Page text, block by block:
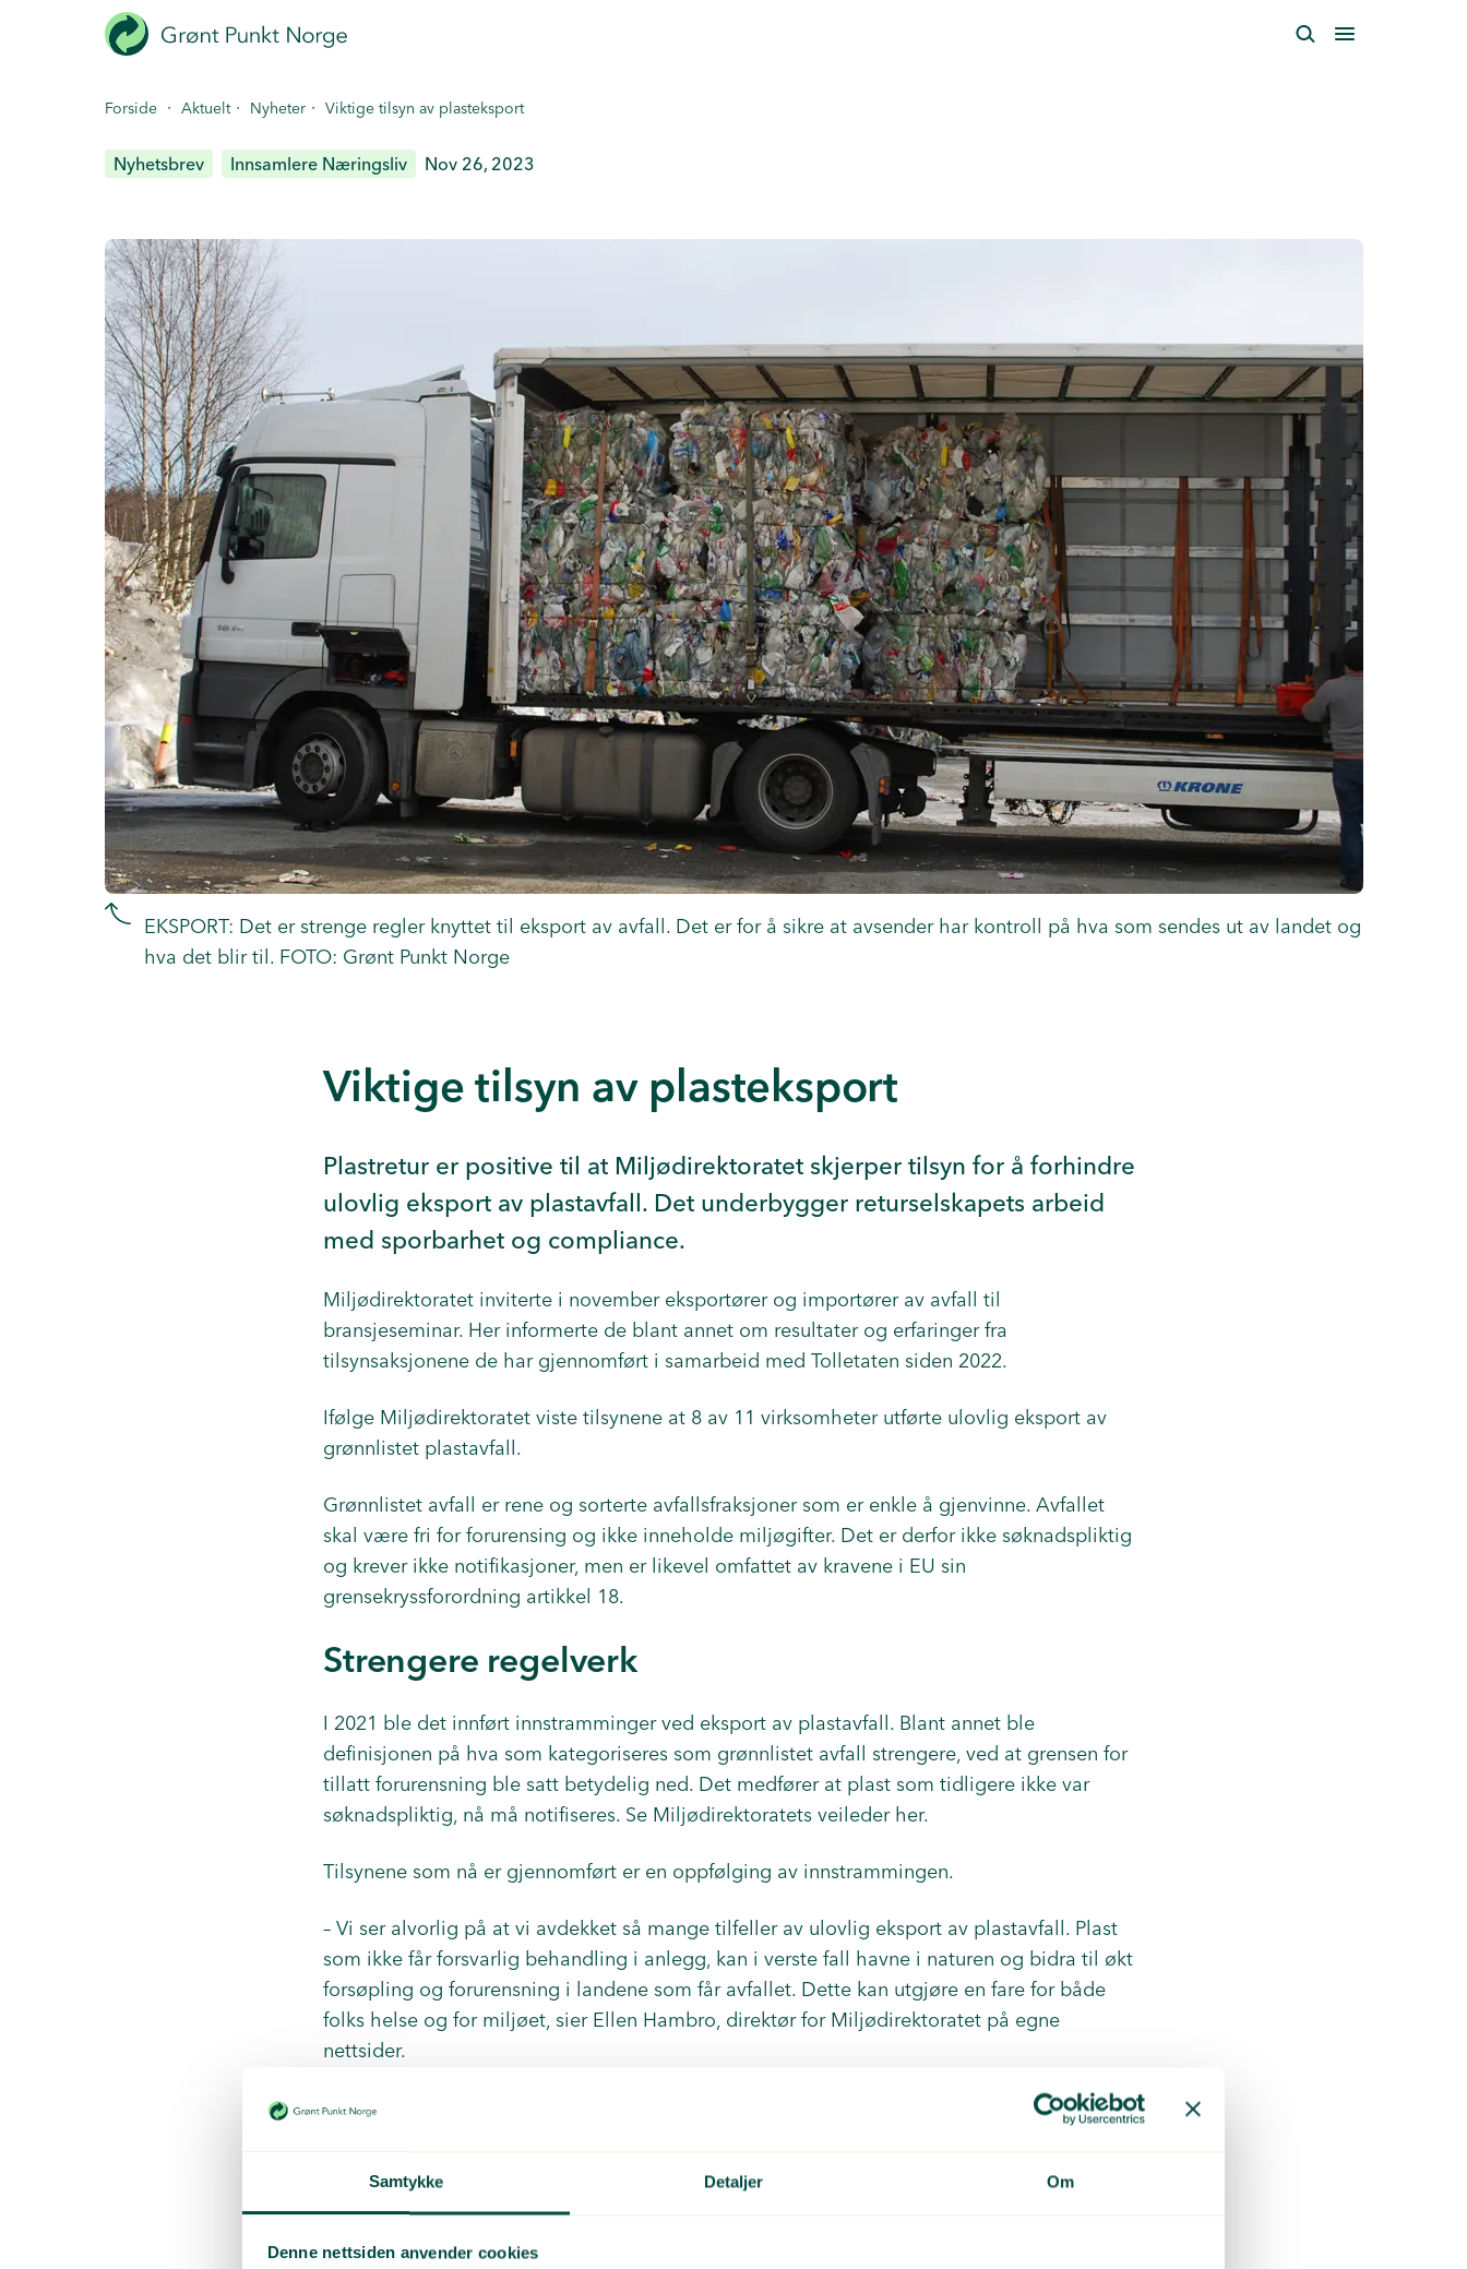
Samtykke Detaljer Om
Denne nettsiden anvender cookies
Forside · Aktuelt · Nyheter · Viktige tilsyn av plasteksport
Nyhetsbrev Innsamlere Næringsliv Nov 26, 2023
EKSPORT: Det er strenge regler knyttet til eksport av avfall. Det er for å sikre at avsender har kontroll på hva som sendes ut av landet og
hva det blir til. FOTO: Grønt Punkt Norge
Viktige tilsyn av plasteksport
Plastretur er positive til at Miljødirektoratet skjerper tilsyn for å forhindre
ulovlig eksport av plastavfall. Det underbygger returselskapets arbeid
med sporbarhet og compliance.
Miljødirektoratet inviterte i november eksportører og importører av avfall til
bransjeseminar. Her informerte de blant annet om resultater og erfaringer fra
tilsynsaksjonene de har gjennomført i samarbeid med Tolletaten siden 2022.
Ifølge Miljødirektoratet viste tilsynene at 8 av 11 virksomheter utførte ulovlig eksport av
grønnlistet plastavfall.
Grønnlistet avfall er rene og sorterte avfallsfraksjoner som er enkle å gjenvinne. Avfallet
skal være fri for forurensing og ikke inneholde miljøgifter. Det er derfor ikke søknadspliktig
og krever ikke notifikasjoner, men er likevel omfattet av kravene i EU sin
grensekryssforordning artikkel 18.
Strengere regelverk
I 2021 ble det innført innstramminger ved eksport av plastavfall. Blant annet ble
definisjonen på hva som kategoriseres som grønnlistet avfall strengere, ved at grensen for
tillatt forurensning ble satt betydelig ned. Det medfører at plast som tidligere ikke var
søknadspliktig, nå må notifiseres. Se Miljødirektoratets veileder her.
Tilsynene som nå er gjennomført er en oppfølging av innstrammingen.
– Vi ser alvorlig på at vi avdekket så mange tilfeller av ulovlig eksport av plastavfall. Plast
som ikke får forsvarlig behandling i anlegg, kan i verste fall havne i naturen og bidra til økt
forsøpling og forurensning i landene som får avfallet. Dette kan utgjøre en fare for både
folks helse og for miljøet, sier Ellen Hambro, direktør for Miljødirektoratet på egne
nettsider.
Blant avvikene var det blant annet plastavfall som var sendt ut av landet uten at eksportør
avfallet på en forsvarlig måte.